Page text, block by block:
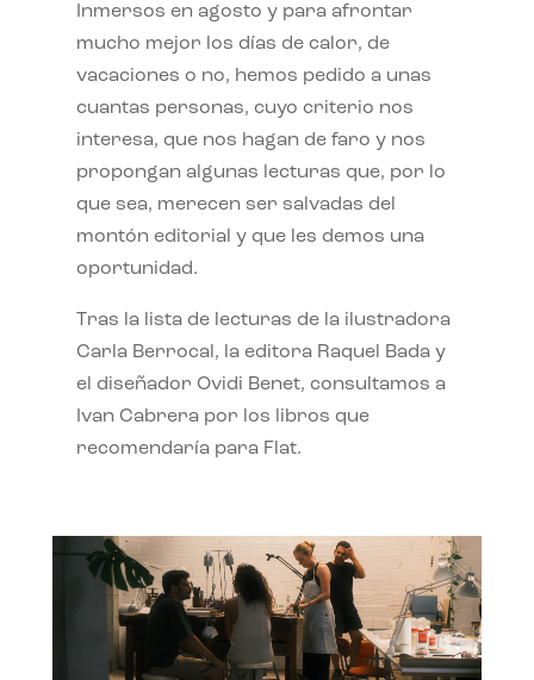
Inmersos en agosto y para afrontar
mucho mejor los días de calor, de
vacaciones o no, hemos pedido a unas
cuantas personas, cuyo criterio nos
interesa, que nos hagan de faro y nos
propongan algunas lecturas que, por lo
que sea, merecen ser salvadas del
montón editorial y que les demos una
oportunidad.
Tras la lista de lecturas de la ilustradora
Carla Berrocal, la editora Raquel Bada y
el diseñador Ovidi Benet, consultamos a
Ivan Cabrera por los libros que
recomendaría para Flat.